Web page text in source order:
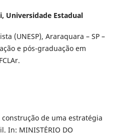
Universidade Estadual
(UNESP), Araraquara – SP –
e pós-graduação em
construção de uma estratégia
In: MINISTÉRIO DO